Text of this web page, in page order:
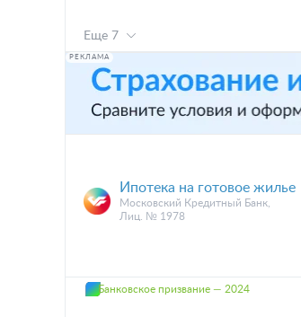
Еще 7
РЕКЛАМА
Ипотека на готовое жилье
Московский Кредитный Банк,
Лиц. № 1978
Банковское призвание — 2024